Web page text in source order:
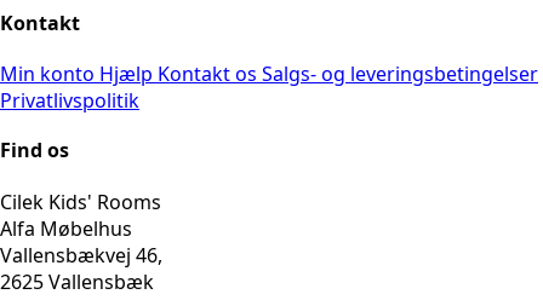
Kontakt
Min konto Hjælp Kontakt os Salgs- og leveringsbetingelser
Privatlivspolitik
Find os
Cilek Kids' Rooms
Alfa Møbelhus
Vallensbækvej 46,
2625 Vallensbæk